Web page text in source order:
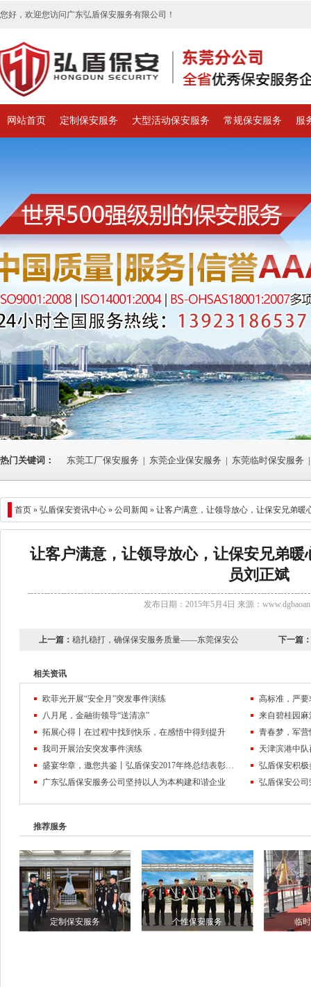
您好，欢迎您访问广东弘盾保安服务有限公司！
网站首页 定制保安服务 大型活动保安服务 常规保安服务 服
热门关键词： 东莞工厂保安服务 | 东莞企业保安服务 | 东莞临时保安服务 |
首页 » 弘盾保安资讯中心 » 公司新闻 » 让客户满意，让领导放心，让保安兄弟
让客户满意，让领导放心，让保安兄弟
员刘正斌
发布日期：2015年5月4日 来源：
上一篇： 稳扎稳打，确保保安服务质量——东莞保安公 下一篇：
相关资讯
欧菲光开展“安全月”突发事件演练
高标准，严
八月尾，金融街领导“送清凉”
来自碧桂园
拓展心得丨在过程中找到快乐，在感悟中得到提升
我司开展治安突发事件演练
天津滨港中
盛宴华章，邀您共鉴丨弘盾保安2017年终总结表彰大会暨2018迎春联欢晚会回顾
弘盾保安积
广东弘盾保安服务公司坚持以人为本构建和谐企业
弘盾保安公司
推荐服务
定制保安服务 个性保安服务 临